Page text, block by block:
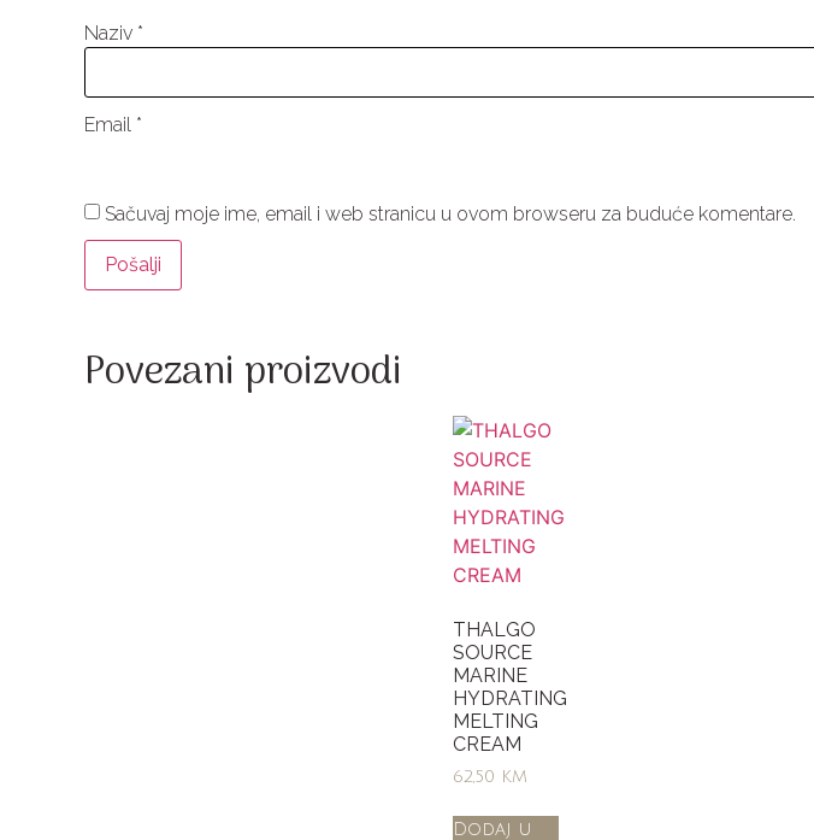
Naziv *
Email *
Sačuvaj moje ime, email i web stranicu u ovom browseru za buduće komentare.
Povezani proizvodi
THALGO
SOURCE
MARINE
HYDRATING
MELTING
CREAM
62,50 KM
Dodaj u